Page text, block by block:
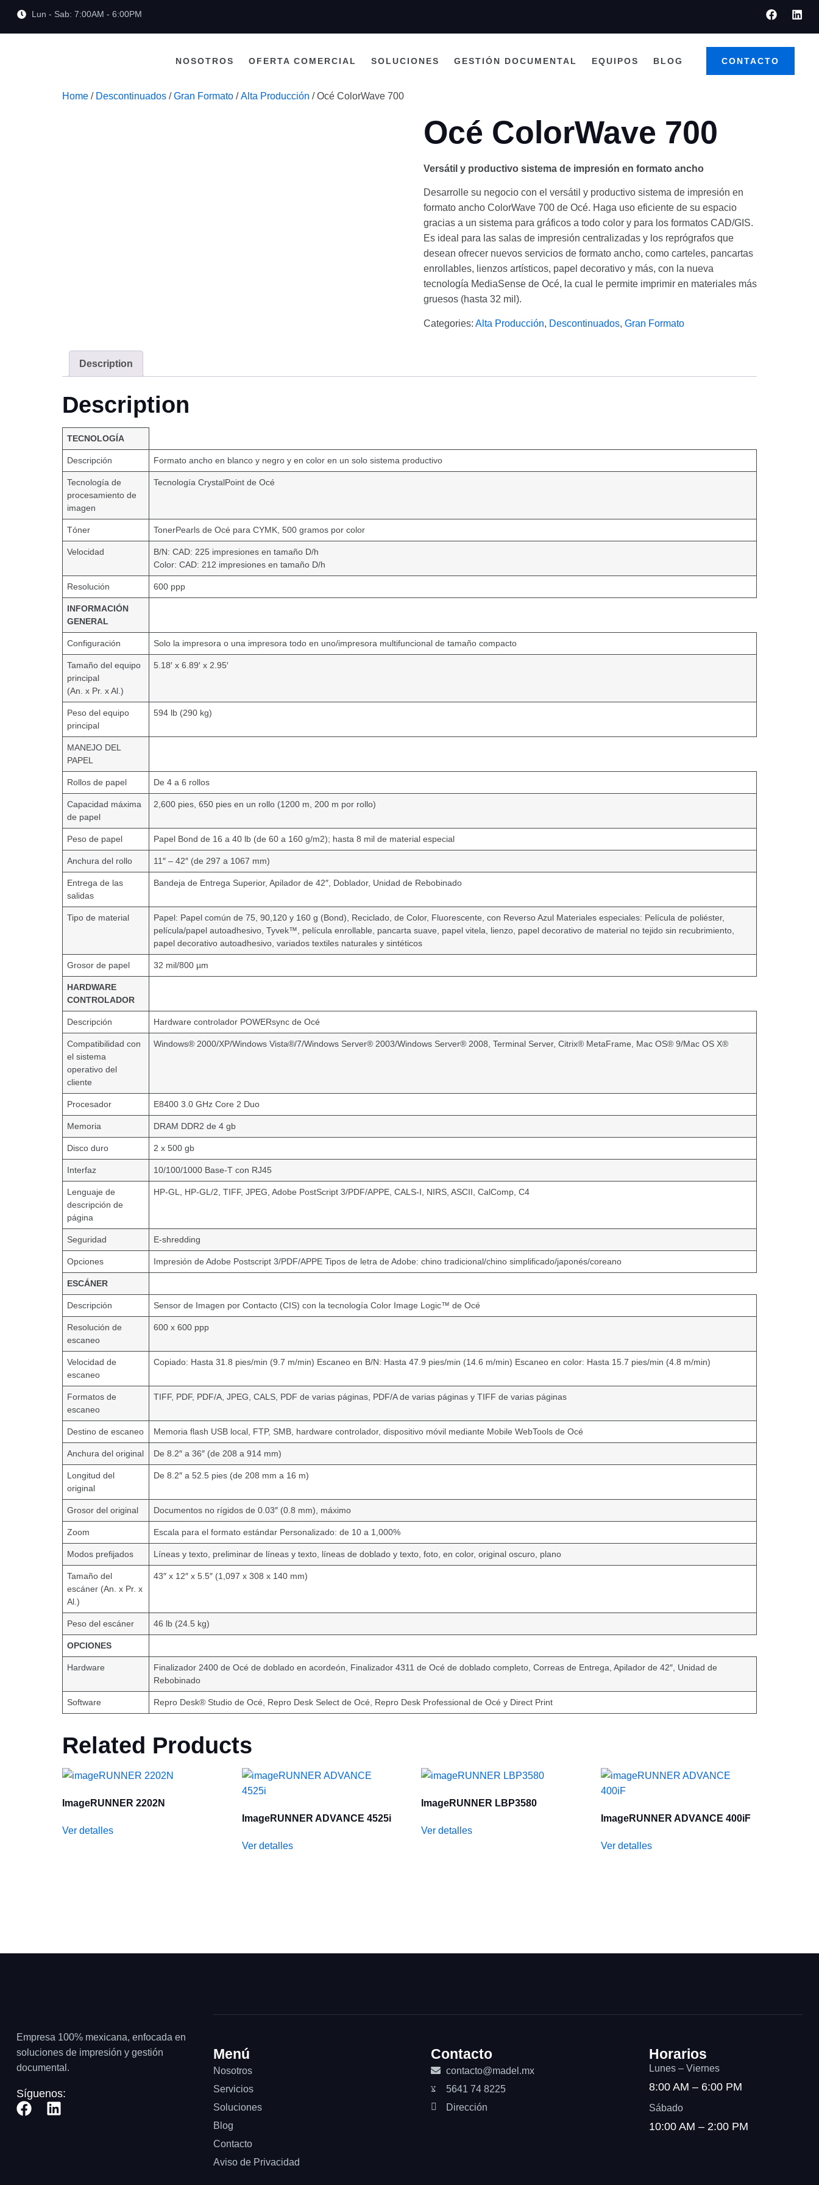
Lun - Sab: 7:00AM - 6:00PM
NOSOTROS OFERTA COMERCIAL SOLUCIONES GESTIÓN DOCUMENTAL EQUIPOS BLOG CONTACTO
Home / Descontinuados /Gran Formato /Alta Producción / Océ ColorWave 700
Océ ColorWave 700
Versátil y productivo sistema de impresión en formato ancho
Desarrolle su negocio con el versátil y productivo sistema de impresión en
formato ancho ColorWave 700 de Océ. Haga uso eficiente de su espacio
gracias a un sistema para gráficos a todo color y para los formatos CAD/GIS.
Es ideal para las salas de impresión centralizadas y los reprógrafos que
desean ofrecer nuevos servicios de formato ancho, como carteles, pancartas
enrollables, lienzos artísticos, papel decorativo y más, con la nueva
tecnología MediaSense de Océ, la cual le permite imprimir en materiales más
gruesos (hasta 32 mil).
Categories: Alta Producción, Descontinuados, Gran Formato
Description
Description
TECNOLOGÍA
Descripción Formato ancho en blanco y negro y en color en un solo sistema productivo
Tecnología de
procesamiento de
imagen
Tecnología CrystalPoint de Océ
Tóner TonerPearls de Océ para CYMK, 500 gramos por color
Velocidad
B/N: CAD: 225 impresiones en tamaño D/h
Color: CAD: 212 impresiones en tamaño D/h
Resolución 600 ppp
INFORMACIÓN
GENERAL
Configuración Solo la impresora o una impresora todo en uno/impresora multifuncional de tamaño compacto
Tamaño del equipo
principal
(An. x Pr. x Al.)
5.18′ x 6.89′ x 2.95′
Peso del equipo
principal
594 lb (290 kg)
MANEJO DEL
PAPEL
Rollos de papel De 4 a 6 rollos
Capacidad máxima
de papel
2,600 pies, 650 pies en un rollo (1200 m, 200 m por rollo)
Peso de papel Papel Bond de 16 a 40 lb (de 60 a 160 g/m2); hasta 8 mil de material especial
Anchura del rollo 11″ – 42″ (de 297 a 1067 mm)
Entrega de las
salidas
Bandeja de Entrega Superior, Apilador de 42″, Doblador, Unidad de Rebobinado
Tipo de material
Papel: Papel común de 75, 90,120 y 160 g (Bond), Reciclado, de Color, Fluorescente, con Reverso Azul Materiales especiales: Película de poliéster,
película/papel autoadhesivo, Tyvek™, película enrollable, pancarta suave, papel vitela, lienzo, papel decorativo de material no tejido sin recubrimiento,
papel decorativo autoadhesivo, variados textiles naturales y sintéticos
Grosor de papel 32 mil/800 µm
HARDWARE
CONTROLADOR
Descripción Hardware controlador POWERsync de Océ
Compatibilidad con
el sistema
operativo del
cliente
Windows® 2000/XP/Windows Vista®/7/Windows Server® 2003/Windows Server® 2008, Terminal Server, Citrix® MetaFrame, Mac OS® 9/Mac OS X®
Procesador E8400 3.0 GHz Core 2 Duo
Memoria DRAM DDR2 de 4 gb
Disco duro 2 x 500 gb
Interfaz 10/100/1000 Base-T con RJ45
Lenguaje de
descripción de
página
HP-GL, HP-GL/2, TIFF, JPEG, Adobe PostScript 3/PDF/APPE, CALS-I, NIRS, ASCII, CalComp, C4
Seguridad E-shredding
Opciones Impresión de Adobe Postscript 3/PDF/APPE Tipos de letra de Adobe: chino tradicional/chino simplificado/japonés/coreano
ESCÁNER
Descripción Sensor de Imagen por Contacto (CIS) con la tecnología Color Image Logic™ de Océ
Resolución de
escaneo
600 x 600 ppp
Velocidad de
escaneo
Copiado: Hasta 31.8 pies/min (9.7 m/min) Escaneo en B/N: Hasta 47.9 pies/min (14.6 m/min) Escaneo en color: Hasta 15.7 pies/min (4.8 m/min)
Formatos de
escaneo
TIFF, PDF, PDF/A, JPEG, CALS, PDF de varias páginas, PDF/A de varias páginas y TIFF de varias páginas
Destino de escaneo Memoria flash USB local, FTP, SMB, hardware controlador, dispositivo móvil mediante Mobile WebTools de Océ
Anchura del original De 8.2″ a 36″ (de 208 a 914 mm)
Longitud del
original
De 8.2″ a 52.5 pies (de 208 mm a 16 m)
Grosor del original Documentos no rígidos de 0.03″ (0.8 mm), máximo
Zoom Escala para el formato estándar Personalizado: de 10 a 1,000%
Modos prefijados Líneas y texto, preliminar de líneas y texto, líneas de doblado y texto, foto, en color, original oscuro, plano
Tamaño del
escáner (An. x Pr. x
Al.)
43″ x 12″ x 5.5″ (1,097 x 308 x 140 mm)
Peso del escáner 46 lb (24.5 kg)
OPCIONES
Hardware
Finalizador 2400 de Océ de doblado en acordeón, Finalizador 4311 de Océ de doblado completo, Correas de Entrega, Apilador de 42″, Unidad de
Rebobinado
Software Repro Desk® Studio de Océ, Repro Desk Select de Océ, Repro Desk Professional de Océ y Direct Print
Related Products
ImageRUNNER 2202N
Ver detalles
ImageRUNNER ADVANCE 4525i
Ver detalles
ImageRUNNER LBP3580
Ver detalles
ImageRUNNER ADVANCE 400iF
Ver detalles
Empresa 100% mexicana, enfocada en
soluciones de impresión y gestión
documental.
Síguenos:
Menú
Nosotros
Servicios
Soluciones
Blog
Contacto
Aviso de Privacidad
Contacto
contacto@madel.mx
5641 74 8225
Dirección
Horarios
Lunes – Viernes
8:00 AM – 6:00 PM
Sábado
10:00 AM – 2:00 PM